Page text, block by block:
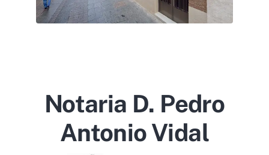
Notaria D. Pedro
Antonio Vidal